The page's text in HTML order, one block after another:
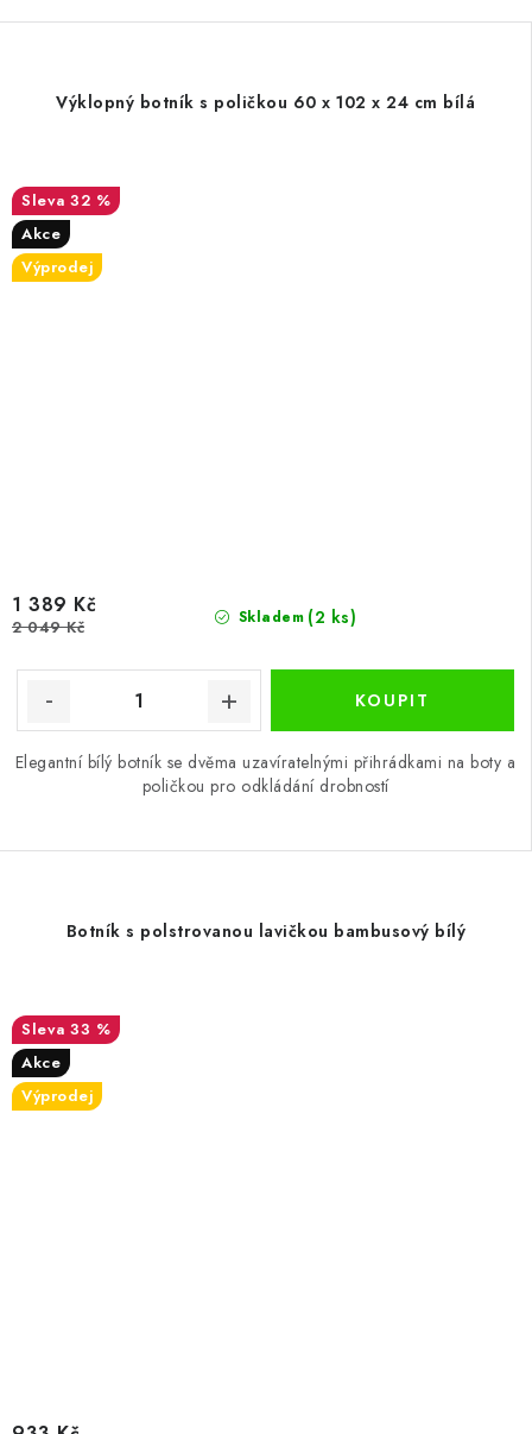
Výklopný botník s poličkou 60 x 102 x 24 cm bílá
32 %
Akce
Výprodej
Skladem (2 ks)
1 389 Kč
2 049 Kč
Elegantní bílý botník se dvěma uzavíratelnými přihrádkami na boty a
poličkou pro odkládání drobností
Botník s polstrovanou lavičkou bambusový bílý
33 %
Akce
Výprodej